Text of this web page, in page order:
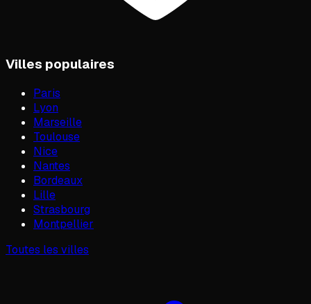
Villes populaires
Paris
Lyon
Marseille
Toulouse
Nice
Nantes
Bordeaux
Lille
Strasbourg
Montpellier
Toutes les villes